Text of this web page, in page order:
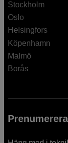
Stockholm
Oslo
Helsingfors
Köpenhamn
Malmö
Borås